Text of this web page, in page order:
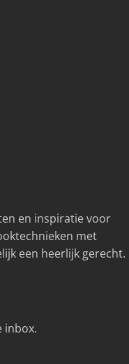
en inspiratie voor
met
een heerlijk gerecht.
inbox.